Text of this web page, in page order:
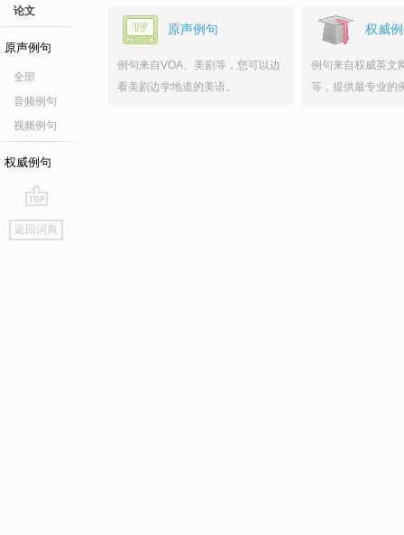
论文
原声例句
全部
音频例句
视频例句
权威例句
go
top
返回词典
原声例句
例句来自VOA、美剧等，您可以边
看美剧边学地道的美语。
权威
例句来自权威英文
等，提供最专业的